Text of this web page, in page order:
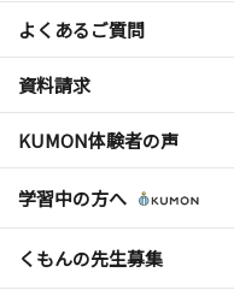
よくあるご質問
資料請求
KUMON体験者の声
学習中の方へ
くもんの先生募集